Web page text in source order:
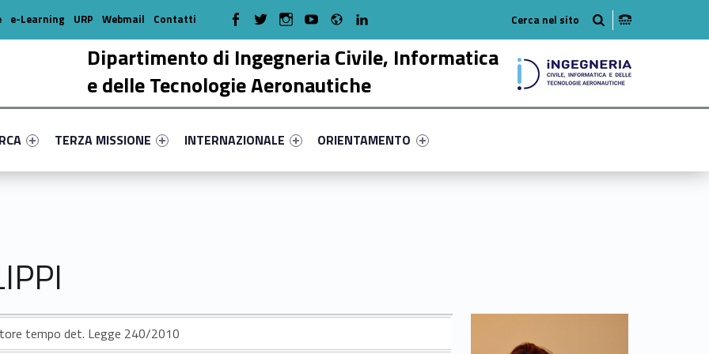
Dipartimento di Ingegneria Civile, Informatica
e delle Tecnologie Aeronautiche
primary-72200-17
#link-menu-primary-58265-38
Link identifier #link-menu-primary-36344-51
TERZA MISSIONE
Link identifier #link-menu-primary-11794-58
INTERNAZIONALE
Link identifier #link-menu-primary-39917-68
ORIENTAMENTO
e-Learning URP Webmail Contatti WebMan on Facebook
WebMan on TwitterWebMan on Instagram
WebMan on Youtube
Radio
tempo det. Legge 240/2010